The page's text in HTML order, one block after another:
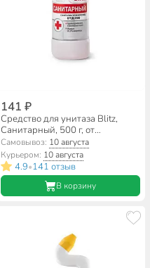
141 ₽
Средство для унитаза Blitz,
Санитарный, 500 г, от
ржавчины и известкового
налета, 243
Самовывоз: 10 августа
Курьером: 10 августа
4.9•141 отзыв
В корзину